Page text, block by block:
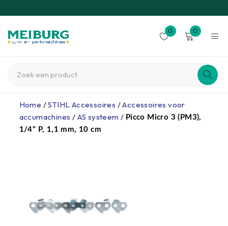
0 0
Home /STIHL Accessoires /Accessoires voor
accumachines / AS systeem / Picco Micro 3 (PM3),
1/4" P, 1,1 mm, 10 cm